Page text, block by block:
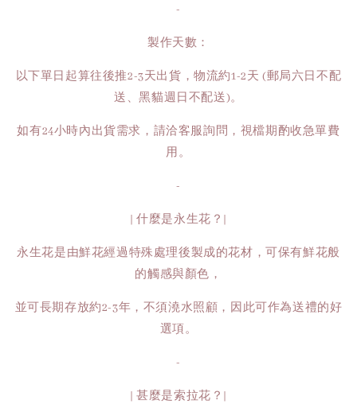
-
製作天數：
以下單日起算往後推2-3天出貨，物流約1-2天 (郵局六日不配
送、黑貓週日不配送)。
如有24小時內出貨需求，請洽客服詢問，視檔期酌收急單費
用。
-
| 什麼是永生花？|
永生花是由鮮花經過特殊處理後製成的花材，可保有鮮花般
的觸感與顏色，
並可長期存放約2-3年，不須澆水照顧，因此可作為送禮的好
選項。
-
| 甚麼是索拉花？|